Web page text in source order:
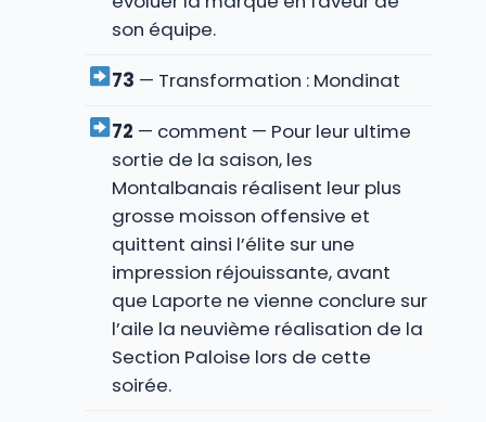
son équipe.
73 — Transformation : Mondinat
72 — comment — Pour leur ultime
sortie de la saison, les
Montalbanais réalisent leur plus
grosse moisson offensive et
quittent ainsi l’élite sur une
impression réjouissante, avant
que Laporte ne vienne conclure sur
l’aile la neuvième réalisation de la
Section Paloise lors de cette
soirée.